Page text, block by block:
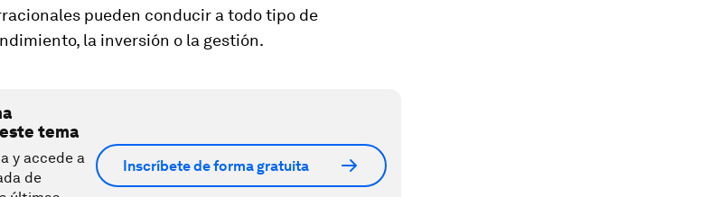
pueden conducir a todo tipo de
la inversión o la gestión.
tema
y accede a
de
Inscríbete de forma gratuita